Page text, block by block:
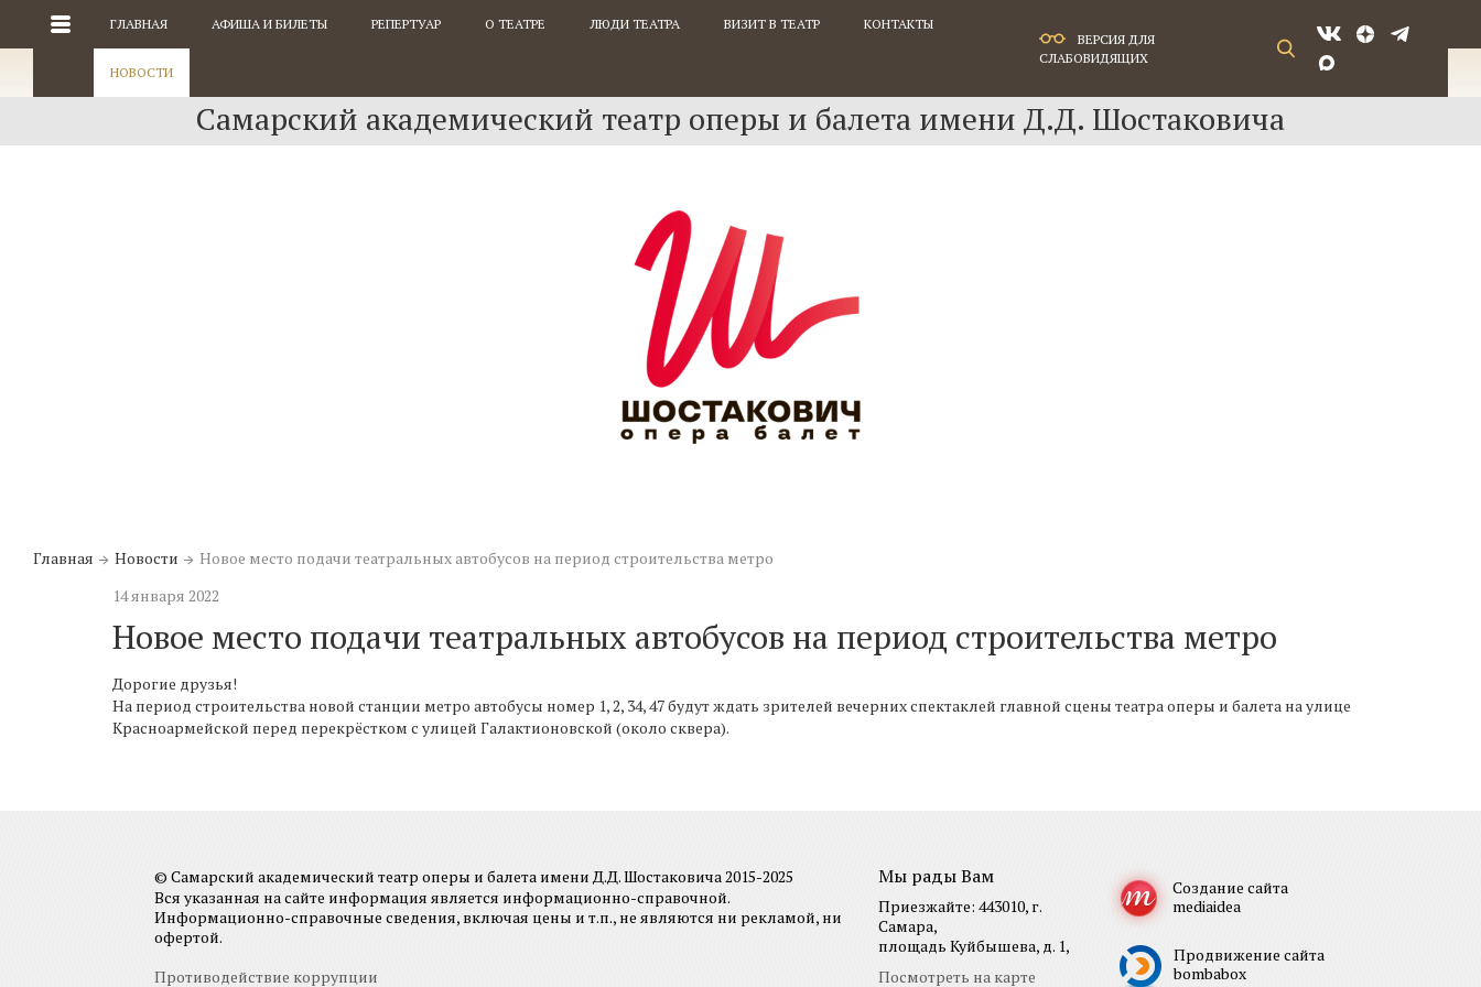
ГЛАВНАЯ АФИША И БИЛЕТЫ РЕПЕРТУАР О ТЕАТРЕ ЛЮДИ ТЕАТРА ВИЗИТ В ТЕАТР КОНТАКТЫ
НОВОСТИ
ВЕРСИЯ ДЛЯ
СЛАБОВИДЯЩИХ
Самарский академический театр оперы и балета имени Д.Д. Шостаковича
Главная Новости
Новое место подачи театральных автобусов на период строительства метро
14 января 2022
Новое место подачи театральных автобусов на период строительства метро
Дорогие друзья!
На период строительства новой станции метро автобусы номер 1, 2, 34, 47 будут ждать зрителей вечерних спектаклей главной сцены театра оперы и балета на улице
Красноармейской перед перекрёстком с улицей Галактионовской (около сквера).
© Самарский академический театр оперы и балета имени Д.Д. Шостаковича 2015-2025
Вся указанная на сайте информация является информационно-справочной.
Информационно-справочные сведения, включая цены и т.п., не являются ни рекламой, ни
офертой.
Противодействие коррупции
Мы рады Вам
Приезжайте: 443010, г.
Самара,
площадь Куйбышева, д. 1,
Посмотреть на карте
Создание сайта
mediaidea
Продвижение сайта
bombabox